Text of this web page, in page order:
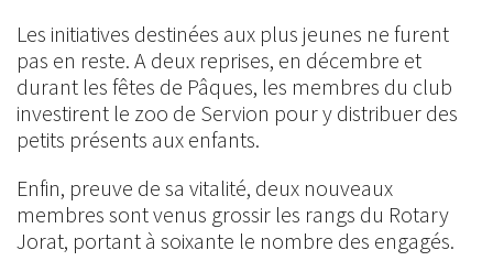
Les initiatives destinées aux plus jeunes ne furent
pas en reste. A deux reprises, en décembre et
durant les fêtes de Pâques, les membres du club
investirent le zoo de Servion pour y distribuer des
petits présents aux enfants.
Enfin, preuve de sa vitalité, deux nouveaux
membres sont venus grossir les rangs du Rotary
Jorat, portant à soixante le nombre des engagés.